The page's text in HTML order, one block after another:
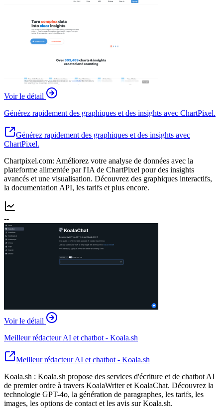
Voir le détail
Générez rapidement des graphiques et des insights avec ChartPixel.
Générez rapidement des graphiques et des insights avec
ChartPixel.
Chartpixel.com: Améliorez votre analyse de données avec la
plateforme alimentée par l'IA de ChartPixel pour des insights
avancés et une visualisation. Découvrez des graphiques interactifs,
la documentation API, les tarifs et plus encore.
--
Voir le détail
Meilleur rédacteur AI et chatbot - Koala.sh
Meilleur rédacteur AI et chatbot - Koala.sh
Koala.sh : Koala.sh propose des services d'écriture et de chatbot AI
de premier ordre à travers KoalaWriter et KoalaChat. Découvrez la
technologie GPT-4o, la génération de paragraphes, les tarifs, les
images, les options de contact et les avis sur Koala.sh.